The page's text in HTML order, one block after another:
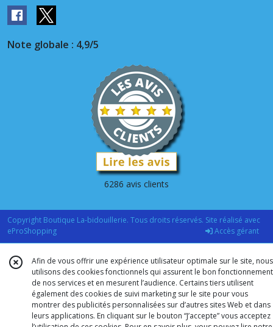
Note globale : 4,9/5
6286 avis clients
Copyright Boutique La-bidouillerie. Tous droits réservés. Site réalisé avec
eProShopping
Accès gérant
Afin de vous offrir une expérience utilisateur optimale sur le site, nous
utilisons des cookies fonctionnels qui assurent le bon fonctionnement
de nos services et en mesurent l’audience. Certains tiers utilisent
également des cookies de suivi marketing sur le site pour vous
montrer des publicités personnalisées sur d’autres sites Web et dans
leurs applications. En cliquant sur le bouton “J’accepte” vous acceptez